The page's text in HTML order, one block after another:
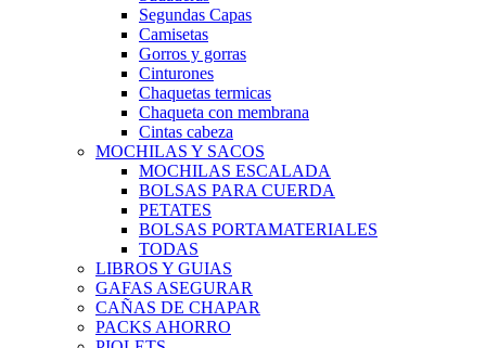
Segundas Capas
Camisetas
Gorros y gorras
Cinturones
Chaquetas termicas
Chaqueta con membrana
Cintas cabeza
MOCHILAS Y SACOS
MOCHILAS ESCALADA
BOLSAS PARA CUERDA
PETATES
BOLSAS PORTAMATERIALES
TODAS
LIBROS Y GUIAS
GAFAS ASEGURAR
CAÑAS DE CHAPAR
PACKS AHORRO